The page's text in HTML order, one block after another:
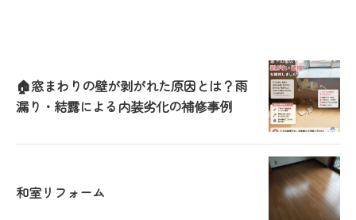
🏠窓まわりの壁が剥がれた原因とは？雨
漏り・結露による内装劣化の補修事例
和室リフォーム